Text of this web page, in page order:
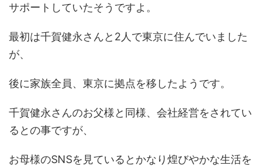
サポートしていたそうですよ。
最初は千賀健永さんと2人で東京に住んでいました
が、
後に家族全員、東京に拠点を移したようです。
千賀健永さんのお父様と同様、会社経営をされてい
るとの事ですが、
お母様のSNSを見ているとかなり煌びやかな生活を